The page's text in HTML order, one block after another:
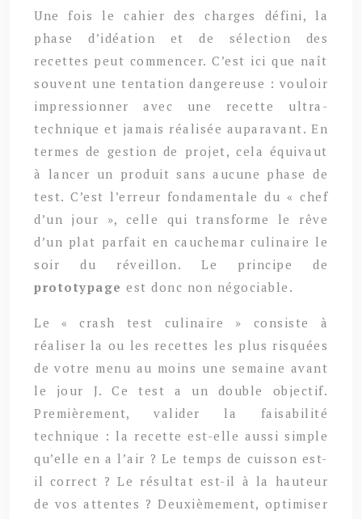
Une fois le cahier des charges défini, la
phase d’idéation et de sélection des
recettes peut commencer. C’est ici que naît
souvent une tentation dangereuse : vouloir
impressionner avec une recette ultra-
technique et jamais réalisée auparavant. En
termes de gestion de projet, cela équivaut
à lancer un produit sans aucune phase de
test. C’est l’erreur fondamentale du « chef
d’un jour », celle qui transforme le rêve
d’un plat parfait en cauchemar culinaire le
soir du réveillon. Le principe de
prototypage est donc non négociable.
Le « crash test culinaire » consiste à
réaliser la ou les recettes les plus risquées
de votre menu au moins une semaine avant
le jour J. Ce test a un double objectif.
Premièrement, valider la faisabilité
technique : la recette est-elle aussi simple
qu’elle en a l’air ? Le temps de cuisson est-
il correct ? Le résultat est-il à la hauteur
de vos attentes ? Deuxièmement, optimiser